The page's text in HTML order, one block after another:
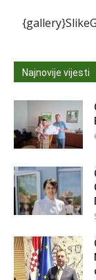
Najnovije vijesti